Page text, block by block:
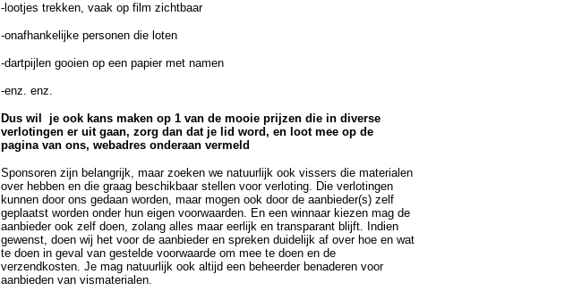
- lootjes trekken, vaak op film zichtbaar
-onafhankelijke personen die loten
-dartpijlen gooien op een papier met namen
-enz. enz.
Dus wil je ook kans maken op 1 van de mooie prijzen die in diverse
verlotingen er uit gaan, zorg dan dat je lid word, en loot mee op de
pagina van ons, webadres onderaan vermeld
Sponsoren zijn belangrijk, maar zoeken we natuurlijk ook vissers die materialen
over hebben en die graag beschikbaar stellen voor verloting. Die verlotingen
kunnen door ons gedaan worden, maar mogen ook door de aanbieder(s) zelf
geplaatst worden onder hun eigen voorwaarden. En een winnaar kiezen mag de
aanbieder ook zelf doen, zolang alles maar eerlijk en transparant blijft. Indien
gewenst, doen wij het voor de aanbieder en spreken duidelijk af over hoe en wat
te doen in geval van gestelde voorwaarde om mee te doen en de
verzendkosten. Je mag natuurlijk ook altijd een beheerder benaderen voor
aanbieden van vismaterialen.